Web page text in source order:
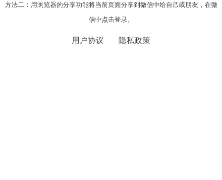
方法二：用浏览器的分享功能将当前页面分享到微信中给自己或朋友，在微
信中点击登录。
用户协议 隐私政策